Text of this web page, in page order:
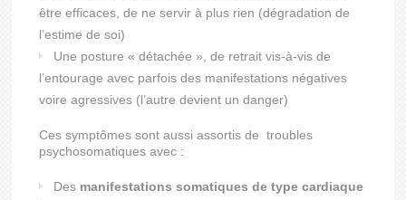
être efficaces, de ne servir à plus rien (dégradation de
l’estime de soi)
Une posture « détachée », de retrait vis-à-vis de
l’entourage avec parfois des manifestations négatives
voire agressives (l’autre devient un danger)
Ces symptômes sont aussi assortis de troubles
psychosomatiques avec :
Des manifestations somatiques de type cardiaque